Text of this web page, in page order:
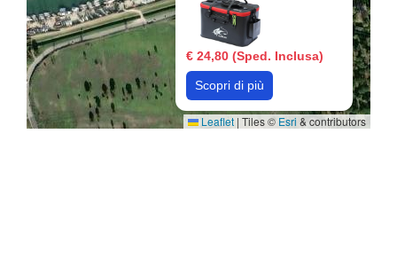
€ 24,80 (Sped. Inclusa)
Scopri di più
Leaflet | Tiles © Esri & contributors